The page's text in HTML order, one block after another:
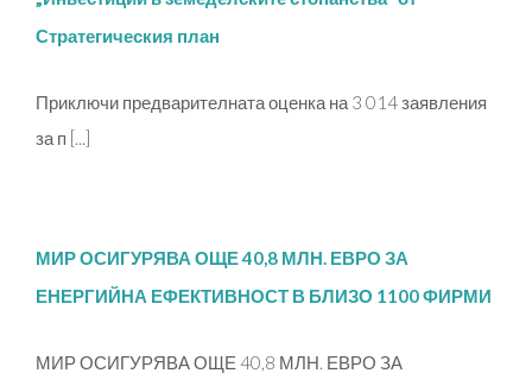
Стратегическия план
Приключи предварителната оценка на 3 014 заявления
за п [...]
МИР ОСИГУРЯВА ОЩЕ 40,8 МЛН. ЕВРО ЗА
ЕНЕРГИЙНА ЕФЕКТИВНОСТ В БЛИЗО 1100 ФИРМИ
МИР ОСИГУРЯВА ОЩЕ 40,8 МЛН. ЕВРО ЗА